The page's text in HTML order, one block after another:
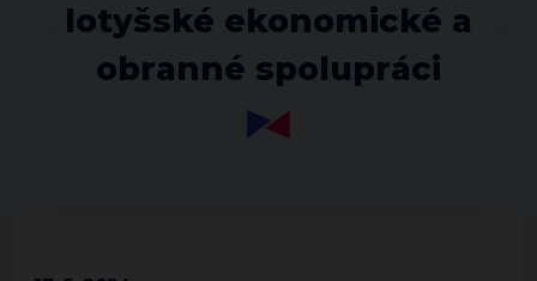
lotyšské ekonomické a
obranné spolupráci